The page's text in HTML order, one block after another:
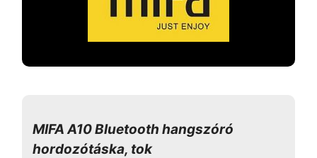
MIFA A10 Bluetooth hangszóró
hordozótáska, tok